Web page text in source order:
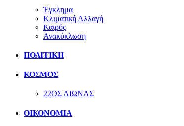
Έγκλημα
Κλιματική Αλλαγή
Καιρός
Ανακύκλωση
ΠΟΛΙΤΙΚΗ
ΚΟΣΜΟΣ
22ΟΣ ΑΙΩΝΑΣ
ΟΙΚΟΝΟΜΙΑ